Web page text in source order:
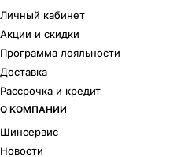
Westlake
Типоразмеры
R17
215/50 R17
Личный кабинет
Акции и скидки
Программа лояльности
Доставка
Рассрочка и кредит
О КОМПАНИИ
Шинсервис
Новости